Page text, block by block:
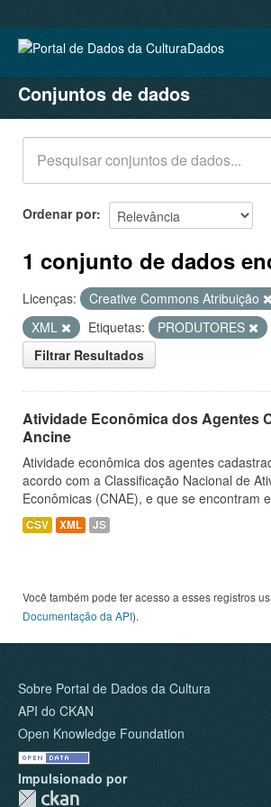
CONJUNTOS DE DADOS
ORGANIZAÇÕES
GRUPOS
SOBRE
Conjuntos de dados
Ordenar por
1 conjunto de dados
Licenças: Creative Commons Atribuição
XML
Etiquetas: PRODUTORES
Filtrar Resultados
Atividade Econômica dos Agentes
Ancine
Atividade econômica dos agentes
acordo com a Classificação Nacional de
Econômicas (CNAE), e que se encontram
CSV XML JS
Você também pode ter acesso a esses registros
Documentação da API).
Sobre Portal de Dados da Cultura
API do CKAN
Open Knowledge Foundation
Impulsionado por